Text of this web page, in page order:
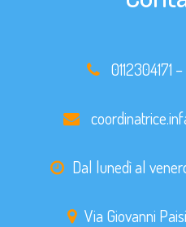
0112304171 –
Dal lunedì al
Via Giovanni